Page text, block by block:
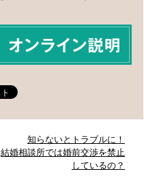
知らないとトラブルに！
結婚相談所では婚前交渉を禁止
しているの？